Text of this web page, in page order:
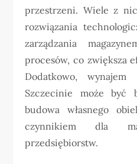
przestrzeni. Wiele z
rozwiązania
zarządzania
procesów, co zwiększa
Dodatkowo,
Szczecinie może być
budowa własnego
czynnikiem dla
przedsiębiorstw.